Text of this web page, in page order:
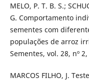
MELO, P. T. B. S.;
G. Comportamento
sementes com
populações de arroz
Sementes, vol. 28, nº
MARCOS FILHO, J.